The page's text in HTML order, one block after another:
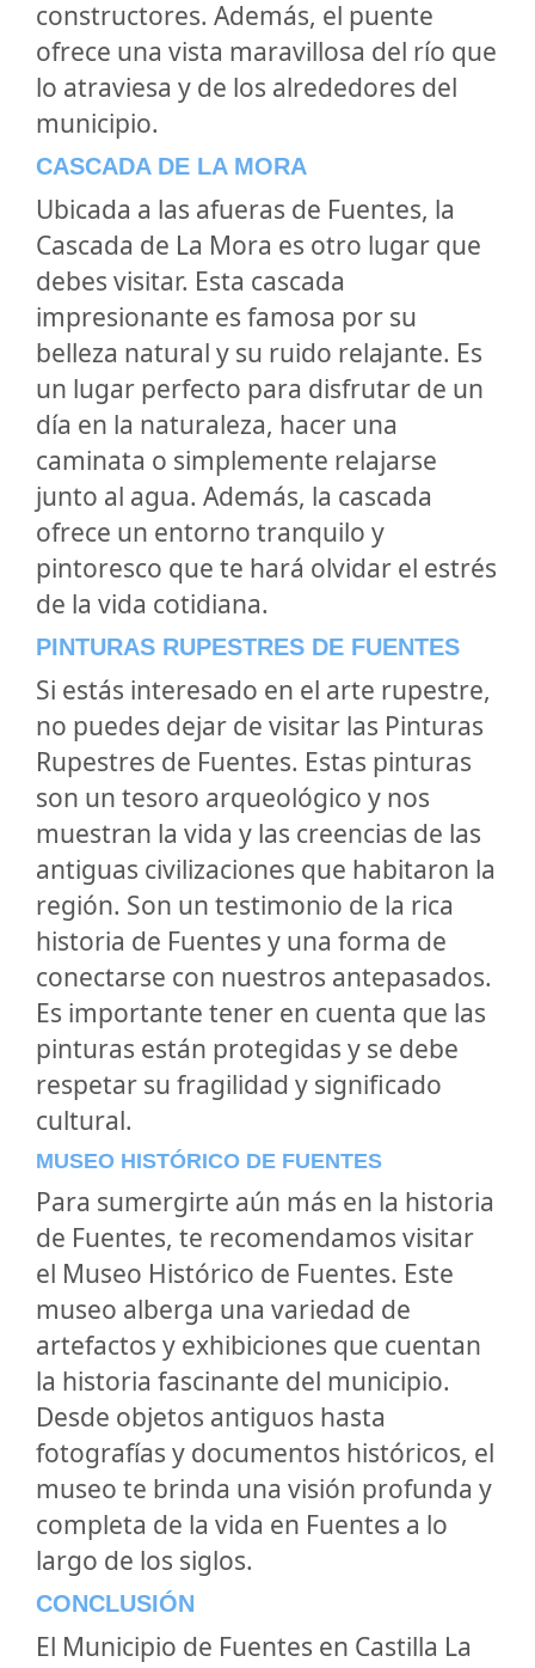
constructores. Además, el puente
ofrece una vista maravillosa del río que
lo atraviesa y de los alrededores del
municipio.
CASCADA DE LA MORA
Ubicada a las afueras de Fuentes, la
Cascada de La Mora es otro lugar que
debes visitar. Esta cascada
impresionante es famosa por su
belleza natural y su ruido relajante. Es
un lugar perfecto para disfrutar de un
día en la naturaleza, hacer una
caminata o simplemente relajarse
junto al agua. Además, la cascada
ofrece un entorno tranquilo y
pintoresco que te hará olvidar el estrés
de la vida cotidiana.
PINTURAS RUPESTRES DE FUENTES
Si estás interesado en el arte rupestre,
no puedes dejar de visitar las Pinturas
Rupestres de Fuentes. Estas pinturas
son un tesoro arqueológico y nos
muestran la vida y las creencias de las
antiguas civilizaciones que habitaron la
región. Son un testimonio de la rica
historia de Fuentes y una forma de
conectarse con nuestros antepasados.
Es importante tener en cuenta que las
pinturas están protegidas y se debe
respetar su fragilidad y significado
cultural.
MUSEO HISTÓRICO DE FUENTES
Para sumergirte aún más en la historia
de Fuentes, te recomendamos visitar
el Museo Histórico de Fuentes. Este
museo alberga una variedad de
artefactos y exhibiciones que cuentan
la historia fascinante del municipio.
Desde objetos antiguos hasta
fotografías y documentos históricos, el
museo te brinda una visión profunda y
completa de la vida en Fuentes a lo
largo de los siglos.
CONCLUSIÓN
El Municipio de Fuentes en Castilla La